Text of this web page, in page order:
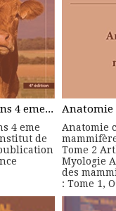
Maladies des bovins 4 eme édition - Manuel Pratique
4 eme
de
Anatomie
Tome 2
Myologie
des
: Tome 1,